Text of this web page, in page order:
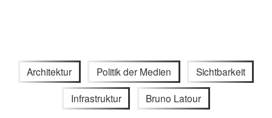
Architektur Politik der Medien Sichtbarkeit
Infrastruktur Bruno Latour